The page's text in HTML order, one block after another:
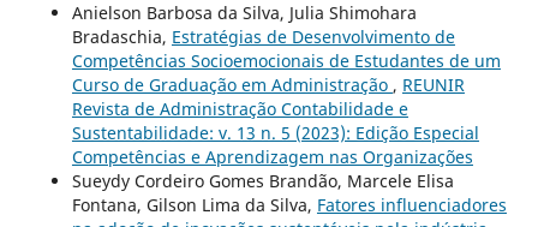
Anielson Barbosa da Silva, Julia Shimohara
Bradaschia, Estratégias de Desenvolvimento de
Competências Socioemocionais de Estudantes de um
Curso de Graduação em Administração , REUNIR
Revista de Administração Contabilidade e
Sustentabilidade: v. 13 n. 5 (2023): Edição Especial
Competências e Aprendizagem nas Organizações
Sueydy Cordeiro Gomes Brandão, Marcele Elisa
Fontana, Gilson Lima da Silva, Fatores influenciadores